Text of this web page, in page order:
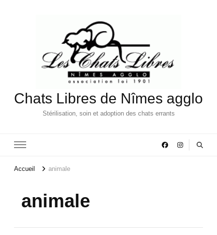
Chats Libres de Nîmes agglo
Stérilisation, soin et adoption des chats errants
Accueil animale
animale